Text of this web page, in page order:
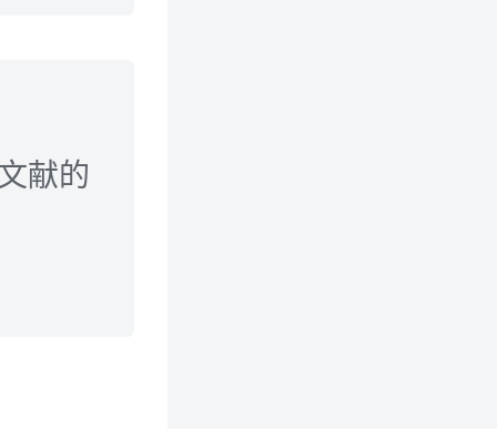
献的